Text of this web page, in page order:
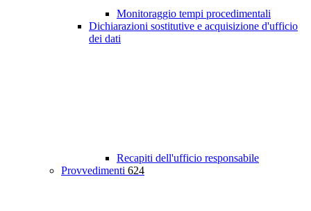
Monitoraggio tempi procedimentali
Dichiarazioni sostitutive e acquisizione d'ufficio
dei dati
Recapiti dell'ufficio responsabile
Provvedimenti 624